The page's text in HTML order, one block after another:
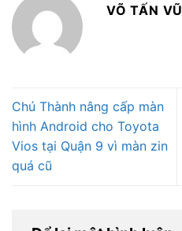
VÕ TẤN VŨ
Chú Thành nâng cấp màn
hình Android cho Toyota
Vios tại Quận 9 vì màn zin
quá cũ